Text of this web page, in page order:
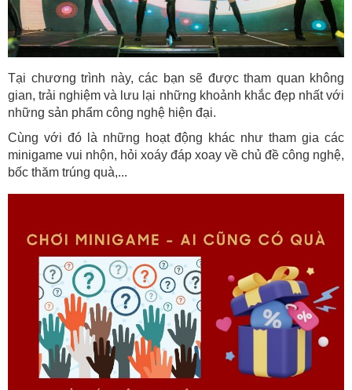
Tại chương trình này, các bạn sẽ được tham quan không
gian, trải nghiệm và lưu lại những khoảnh khắc đẹp nhất với
những sản phẩm công nghệ hiện đại.
Cùng với đó là những hoạt động khác như tham gia các
minigame vui nhộn, hỏi xoáy đáp xoay về chủ đề công nghệ,
bốc thăm trúng quà,...